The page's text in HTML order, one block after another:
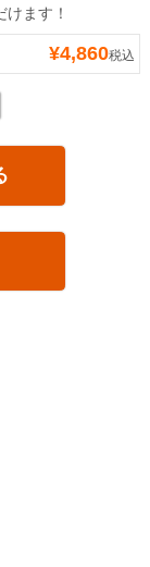
ます！
¥4,860税込